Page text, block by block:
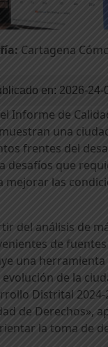
Cartagena
en: 2026-24-
Informe de
una
frentes del
desafíos que
mejorar las
del análisis de
de
una herramienta
de la
Distrital 2024-
de Derechos»,
la toma de